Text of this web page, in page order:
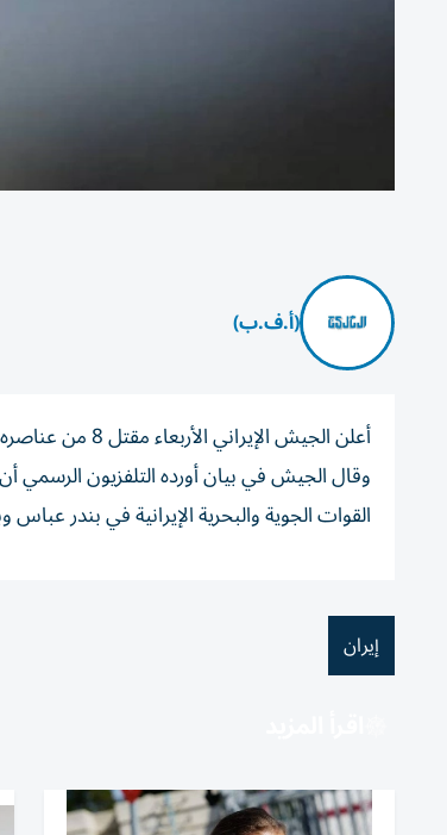
(أ.ف.ب)
أعلن الجيش الإيراني الأربعاء مقتل 8 من عناصره في الضربات الأخيرة التي نفذتها الولايات المتحدة على جنوب البلاد.
وقال الجيش في بيان أورده التلفزيون
القوات الجوية والبحرية الإيرانية في بندر
إيران